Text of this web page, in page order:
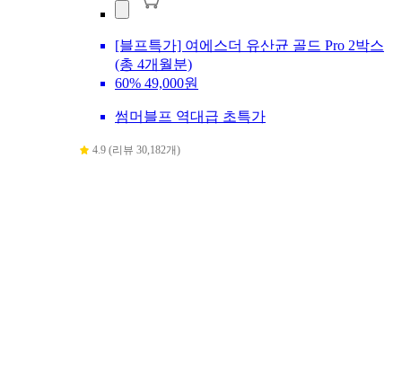
[블프특가] 여에스더 유산균 골드 Pro 2박스
(총 4개월분)
60% 49,000원
썸머블프 역대급 초특가
4.9 (리뷰 30,182개)